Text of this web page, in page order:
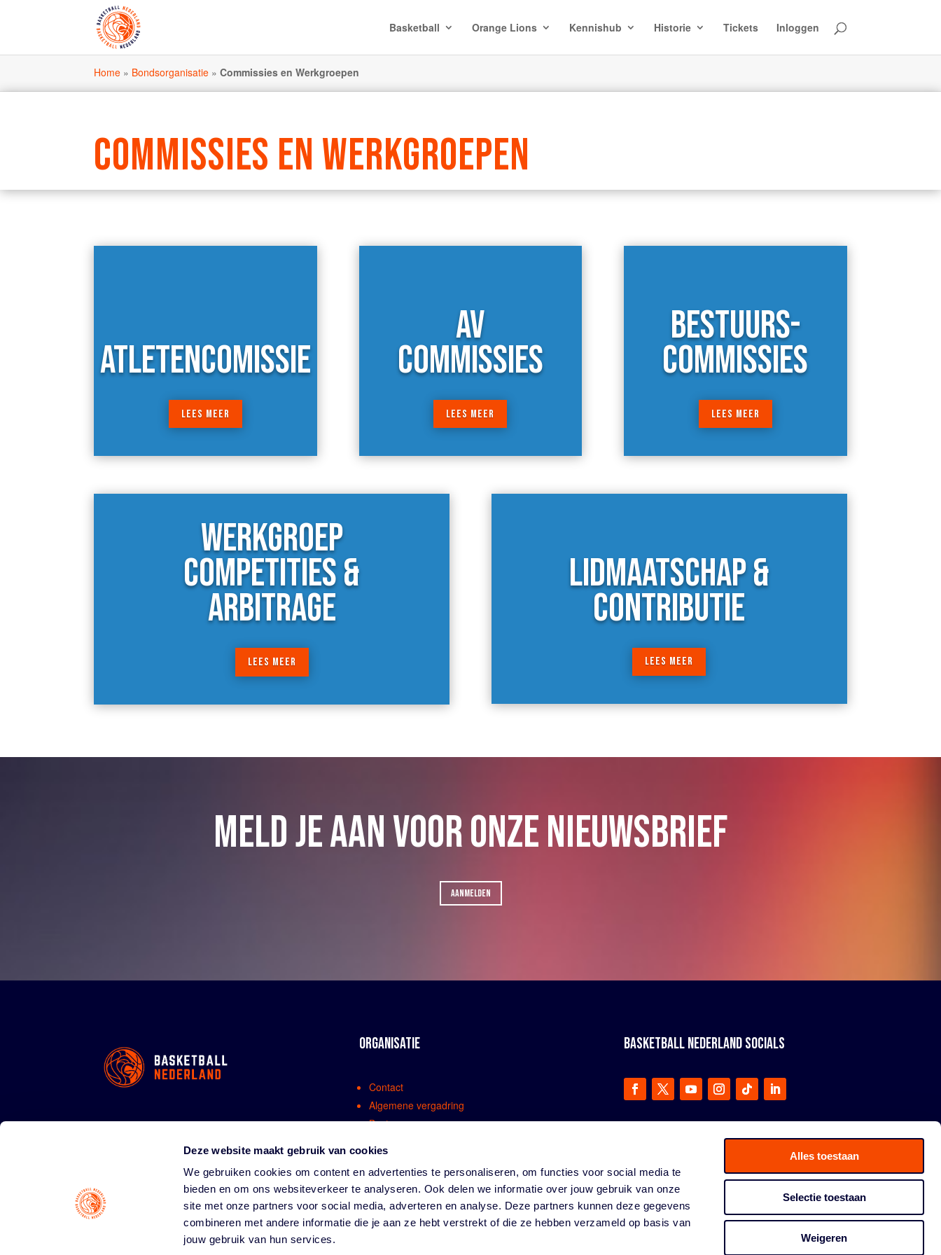
Deze website maakt gebruik van cookies
We gebruiken cookies om content en advertenties te personaliseren, om functies voor social media te
bieden en om ons websiteverkeer te analyseren. Ook delen we informatie over jouw gebruik van onze
site met onze partners voor social media, adverteren en analyse. Deze partners kunnen deze gegevens
combineren met andere informatie die je aan ze hebt verstrekt of die ze hebben verzameld op basis van
jouw gebruik van hun services.
Alles toestaan
Selectie toestaan
Weigeren
Basketball Orange Lions Kennishub Historie Tickets Inloggen
Home » Bondsorganisatie »Commissies en Werkgroepen
COMMISSIES EN WERKGROEPEN
ATLETENCOMISSIE
LEES MEER
AV
COMMISSIES
LEES MEER
BESTUURS-
COMMISSIES
LEES MEER
WERKGROEP
COMPETITIES &
ARBITRAGE
LEES MEER
LIDMAATSCHAP &
CONTRIBUTIE
LEES MEER
MELD JE AAN VOOR ONZE NIEUWSBRIEF
AANMELDEN
ORGANISATIE
Contact
Algemene vergadring
Bestuur
Bondsreglementen
Klachtenregeling
Partners
Vacatures
BASKETBALL NEDERLAND SOCIALS